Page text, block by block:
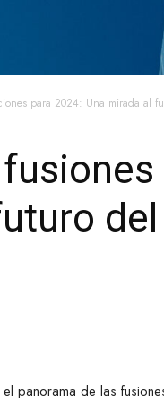
para 2024: Una mirada al
panorama de las